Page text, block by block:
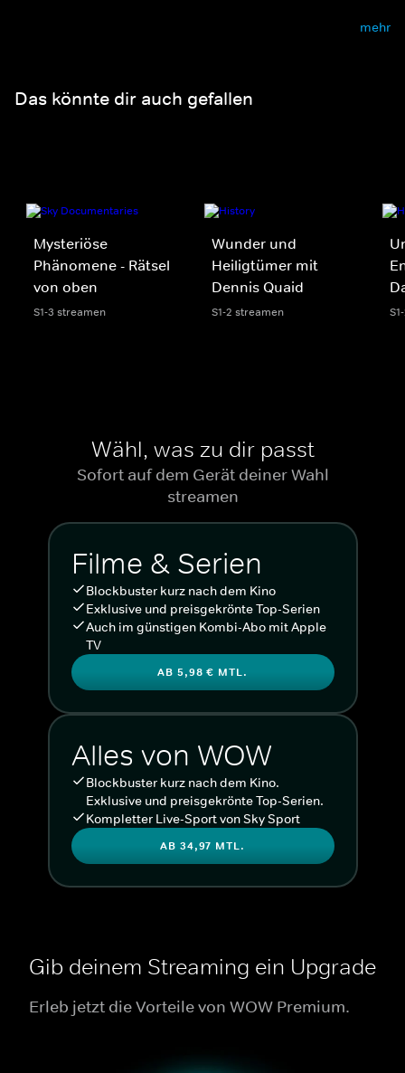
mehr
Das könnte dir auch gefallen
Mysteriöse
Phänomene - Rätsel
von oben
S1-3 streamen
Wunder und
Heiligtümer mit
Dennis Quaid
S1-2 streamen
Wähl, was zu dir passt
Sofort auf dem Gerät deiner Wahl
streamen
Filme & Serien
Blockbuster kurz nach dem Kino
Exklusive und preisgekrönte Top-Serien
Auch im günstigen Kombi-Abo mit Apple
TV
AB 5,98 € MTL.
Alles von WOW
Blockbuster kurz nach dem Kino.
Exklusive und preisgekrönte Top-Serien.
Kompletter Live-Sport von Sky Sport
AB 34,97 MTL.
Gib deinem Streaming ein Upgrade
Erleb jetzt die Vorteile von WOW Premium.